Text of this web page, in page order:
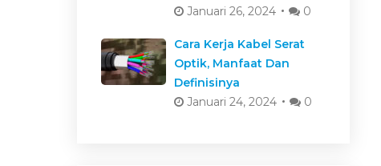
Januari 26, 2024
0
Cara Kerja Kabel Serat
Optik, Manfaat Dan
Definisinya
Januari 24, 2024
0